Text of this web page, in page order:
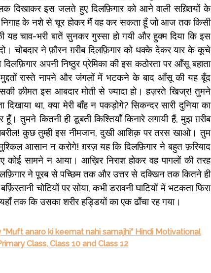
दिखाकर इस जलते हुए दिलफ़िगार को आने वाली सख़्तियों के
के नशे से चूर होकर मैं वह कर सकता हूँ जो आज तक किसी
चाव-भरी बातें सुनकर गुस्सा हो गयी और हुक्म दिया कि इस
चोबदार ने फ़ौरन ग़रीब दिलफ़िगार को धक्के देकर यार के कूचे
अपनी निष्ठुर प्रेमिका की इस कठोरता पर आँसू बहाता
रास्ते नापने और जंगलों में भटकने के बाद आँसू की यह बूँद
क़ीमत इस आबदार मोती से ज्यादा हो। हज़रते खिज्र! तुमने
था, क्या मेरी बाँह न पकड़ोगे? सिकन्दर सारी दुनिया का
तुमने कितनी ही डूबती किश्तियाँ किनारे लगायी हैं, मुझ ग़रीब
कुछ तुम्ही इस नीमजान, दुखी आशिक़ पर तरस खाओ। तुम
आसान न करोगे! ग़रज़ यह कि दिलफ़िगार ने बहुत फ़रियाद
कोई सामने न आया। आख़िर निराश होकर वह पागलों की तरह
ने पूरब से पच्छिम तक और उत्तर से दक्खिन तक कितने ही
चोटियों पर सोया, कभी डरावनी घाटियों में भटकता फिरा
तक कि उसका शरीर हड्डियों का एक ढाँचा रह गया।
anaro ki keemat nahi samajhi” Hindi Motivational
Class, Class 10 and Class 12